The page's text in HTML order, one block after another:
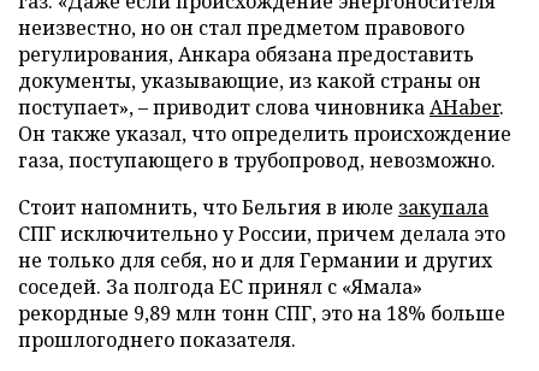
неизвестно, но он стал предметом правового
регулирования, Анкара обязана предоставить
документы, указывающие, из какой страны он
поступает», – приводит слова чиновникаAHaber.
Он также указал, что определить происхождение
газа, поступающего в трубопровод, невозможно.
Стоит напомнить, что Бельгия в июле закупала
СПГ исключительно у России, причем делала это
не только для себя, но и для Германии и других
соседей. За полгода ЕС принял с «Ямала»
рекордные 9,89 млн тонн СПГ, это на 18% больше
прошлогоднего показателя.